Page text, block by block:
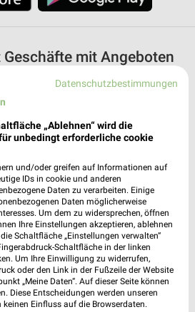
Geschäfte mit Angeboten
in Regis-Breitingen
in Lunzenau
Datenschutzbestimmungen
„Ablehnen“ wird die
unbedingt erforderliche cookie
und/oder greifen auf Informationen auf
IDs in cookie und anderen
Daten zu verarbeiten. Einige
Daten möglicherweise
Um dem zu widersprechen, öffnen
Ihre Einstellungen akzeptieren, ablehnen
Schaltfläche „Einstellungen verwalten“
Schaltfläche in der linken
Um Ihre Einwilligung zu widerrufen,
oder den Link in der Fußzeile der Website
„Meine Daten“. Auf dieser Seite können
Diese Entscheidungen werden unseren
Einfluss auf die Browserdaten.